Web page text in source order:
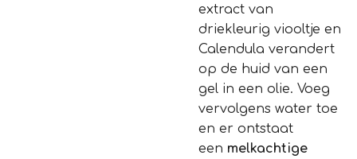
extract van
driekleurig viooltje en
Calendula verandert
op de huid van een
gel in een olie. Voeg
vervolgens water toe
en er ontstaat
een melkachtige